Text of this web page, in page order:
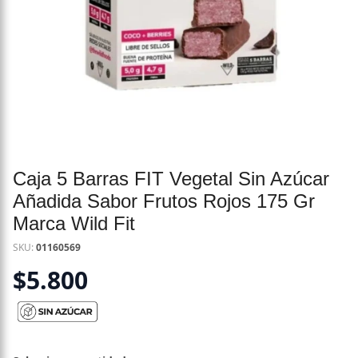
Caja 5 Barras FIT Vegetal Sin Azúcar
Añadida Sabor Frutos Rojos 175 Gr
Marca Wild Fit
SKU:01160569
$5.800